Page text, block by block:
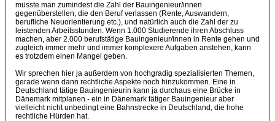
müsste man zumindest die Zahl der Bauingenieur/innen
gegenüberstellen, die den Beruf verlassen (Rente, Auswandern,
berufliche Neuorientierung etc.), und natürlich auch die Zahl der zu
leistenden Arbeitsstunden. Wenn 1.000 Studierende ihren Abschluss
machen, aber 2.000 berufstätige Bauingenieur/innen in Rente gehen und
zugleich immer mehr und immer komplexere Aufgaben anstehen, kann
es trotzdem einen Mangel geben.
Wir sprechen hier ja außerdem von hochgradig spezialisierten Themen,
gerade wenn dann rechtliche Aspekte noch hinzukommen. Eine in
Deutschland tätige Bauingenieurin kann ja durchaus eine Brücke in
Dänemark mitplanen - ein in Dänemark tätiger Bauingenieur aber
vielleicht nicht unbedingt eine Bahnstrecke in Deutschland, die hohe
rechtliche Hürden hat.